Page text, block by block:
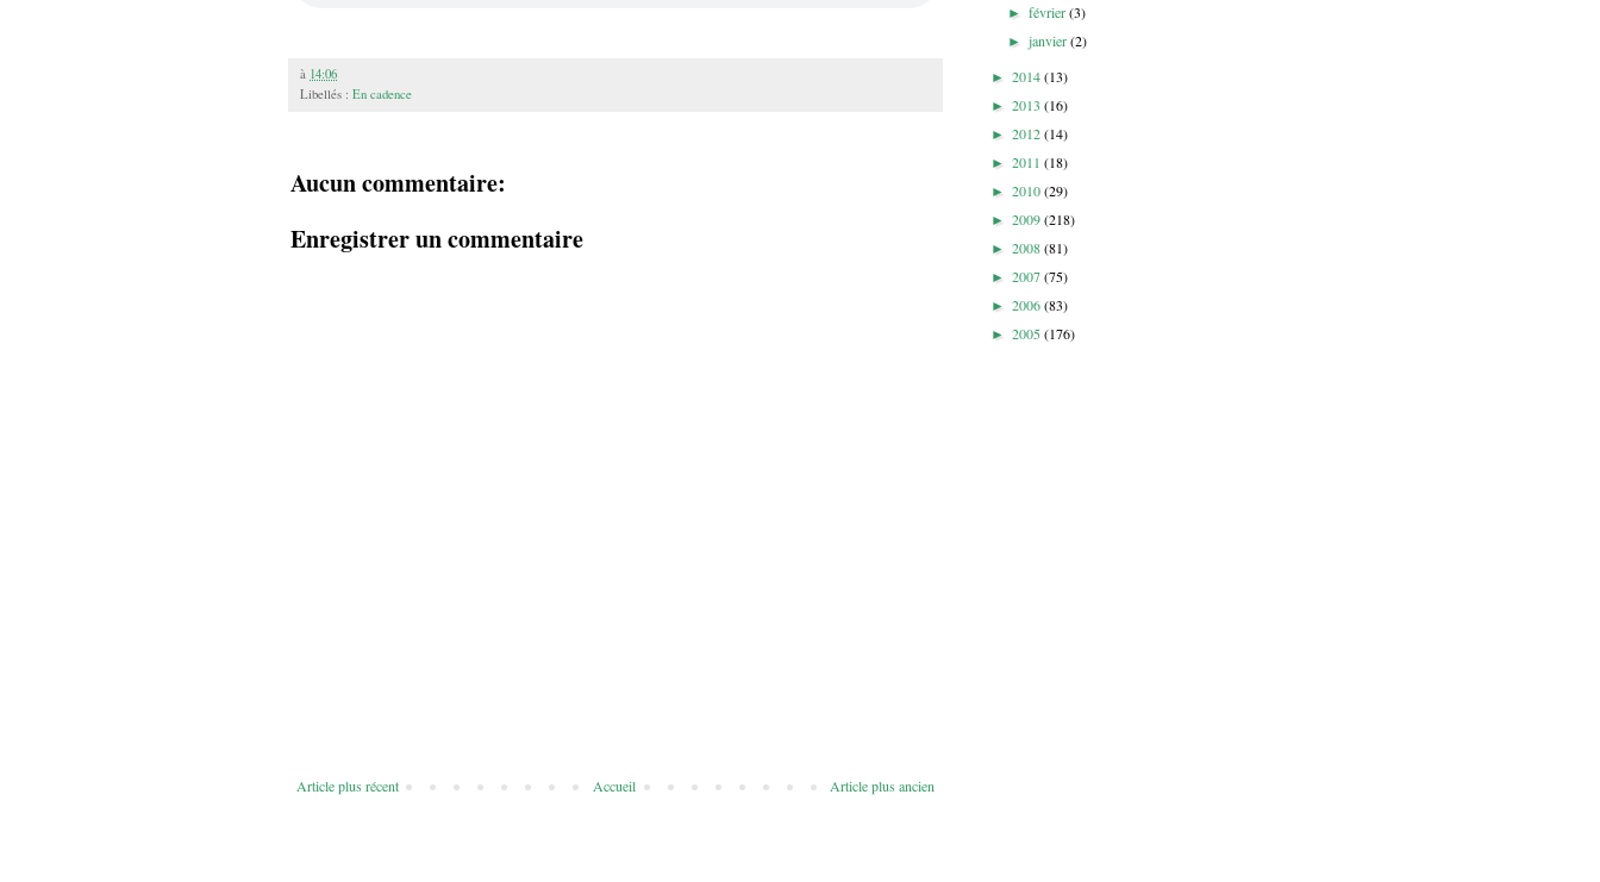
à 14:06
Libellés : En cadence
Aucun commentaire:
Enregistrer un commentaire
Article plus récent Article plus ancien
Accueil
►février(3)
►janvier(2)
► 2014(13)
► 2013 (16)
► 2012(14)
► 2011 (18)
► 2010(29)
► 2009(218)
► 2008(81)
► 2007(75)
► 2006(83)
► 2005(176)